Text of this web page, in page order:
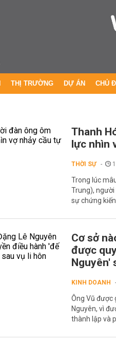
THỊ TRƯỜNG DỰ ÁN CHỦ
Thanh
lực nhìn
THỜI SỰ
Trong lúc
Trung),
sự chứng
Cơ sở
được
Nguyên'
KINH DOANH
Ông Vũ được
Nguyên, vì
thành lập và